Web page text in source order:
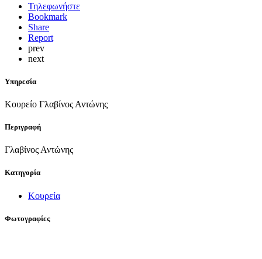
Τηλεφωνήστε
Bookmark
Share
Report
prev
next
Υπηρεσία
Κουρείο Γλαβίνος Αντώνης
Περιγραφή
Γλαβίνος Αντώνης
Κατηγορία
Κουρεία
Φωτογραφίες